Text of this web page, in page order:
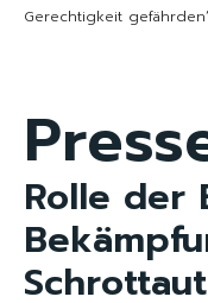
Gerechtigkeit
Rolle der